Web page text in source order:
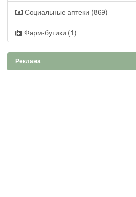
Социальные аптеки (869)
Фарм-бутики (1)
Реклама